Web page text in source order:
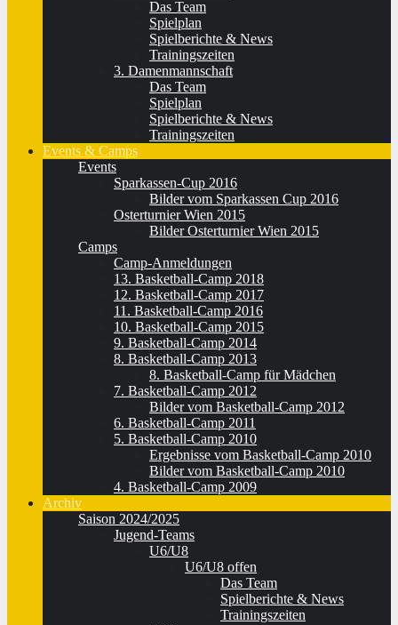
Das Team
Spielplan
Spielberichte & News
Trainingszeiten
3. Damenmannschaft
Das Team
Spielplan
Spielberichte & News
Trainingszeiten
Events & Camps
Events
Sparkassen-Cup 2016
Bilder vom Sparkassen Cup 2016
Osterturnier Wien 2015
Bilder Osterturnier Wien 2015
Camps
Camp-Anmeldungen
13. Basketball-Camp 2018
12. Basketball-Camp 2017
11. Basketball-Camp 2016
10. Basketball-Camp 2015
9. Basketball-Camp 2014
8. Basketball-Camp 2013
8. Basketball-Camp für Mädchen
7. Basketball-Camp 2012
Bilder vom Basketball-Camp 2012
6. Basketball-Camp 2011
5. Basketball-Camp 2010
Ergebnisse vom Basketball-Camp 2010
Bilder vom Basketball-Camp 2010
4. Basketball-Camp 2009
Archiv
Saison 2024/2025
Jugend-Teams
U6/U8
U6/U8 offen
Das Team
Spielberichte & News
Trainingszeiten